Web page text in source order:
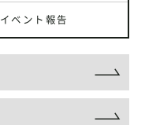
イベント報告